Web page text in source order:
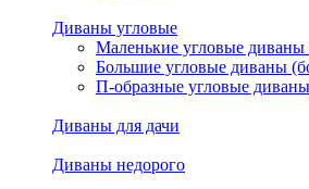
Диваны угловые
Маленькие угловые диваны
Большие угловые диваны
П-образные угловые диваны
Диваны для дачи
Диваны недорого